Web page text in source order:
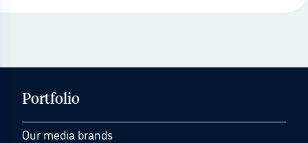
Portfolio
Our media brands